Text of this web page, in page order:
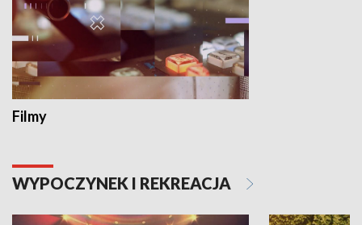
Filmy
WYPOCZYNEK I REKREACJA